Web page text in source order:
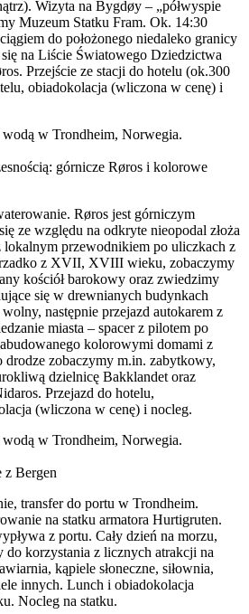
Wizyta na Bygdøy – „półwyspie
Muzeum Statku Fram. Ok. 14:30
do położonego niedaleko granicy
na Liście Światowego Dziedzictwa
Przejście ze stacji do hotelu (ok.300
obiadokolacja (wliczona w cenę) i
górnicze Røros i kolorowe
Røros jest górniczym
ze względu na odkryte nieopodal złoża
lokalnym przewodnikiem po uliczkach z
z XVII, XVIII wieku, zobaczymy
kościół barokowy oraz zwiedzimy
się w drewnianych budynkach
następnie przejazd autokarem z
miasta – spacer z pilotem po
kolorowymi domami z
drodze zobaczymy m.in. zabytkowy,
dzielnicę Bakklandet oraz
Przejazd do hotelu,
(wliczona w cenę) i nocleg.
z Bergen
transfer do portu w Trondheim.
na statku armatora Hurtigruten.
z portu. Cały dzień na morzu,
do korzystania z licznych atrakcji na
kąpiele słoneczne, siłownia,
innych. Lunch i obiadokolacja
Nocleg na statku.